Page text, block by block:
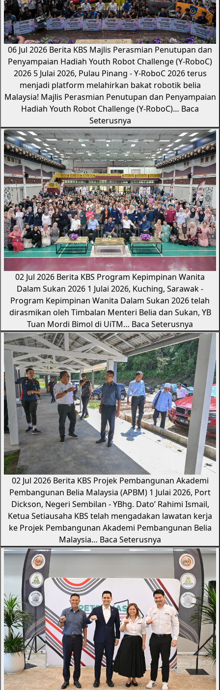
06 Jul 2026 Berita KBS Majlis Perasmian Penutupan dan
Penyampaian Hadiah Youth Robot Challenge (Y-RoboC)
2026 5 Julai 2026, Pulau Pinang - Y-RoboC 2026 terus
menjadi platform melahirkan bakat robotik belia
Malaysia! Majlis Perasmian Penutupan dan Penyampaian
Hadiah Youth Robot Challenge (Y-RoboC)… Baca
Seterusnya
02 Jul 2026 Berita KBS Program Kepimpinan Wanita
Dalam Sukan 2026 1 Julai 2026, Kuching, Sarawak -
Program Kepimpinan Wanita Dalam Sukan 2026 telah
dirasmikan oleh Timbalan Menteri Belia dan Sukan, YB
Tuan Mordi Bimol di UiTM… Baca Seterusnya
02 Jul 2026 Berita KBS Projek Pembangunan Akademi
Pembangunan Belia Malaysia (APBM) 1 Julai 2026, Port
Dickson, Negeri Sembilan - YBhg. Dato’ Rahimi Ismail,
Ketua Setiausaha KBS telah mengadakan lawatan kerja
ke Projek Pembangunan Akademi Pembangunan Belia
Malaysia… Baca Seterusnya